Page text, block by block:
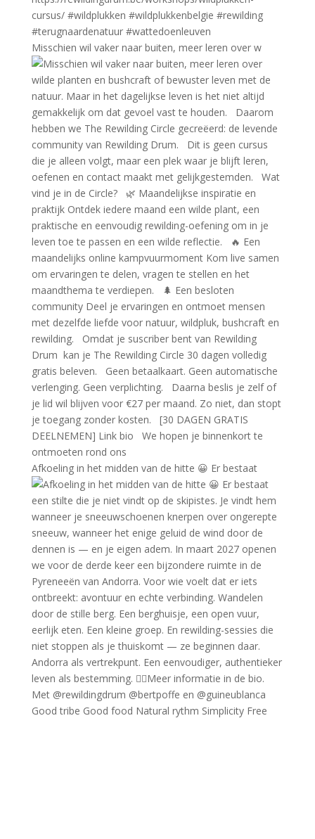
Misschien wil vaker naar buiten, meer leren over w
Afkoeling in het midden van de hitte 😀 Er bestaat
Good tribe Good food Natural rythm Simplicity Free